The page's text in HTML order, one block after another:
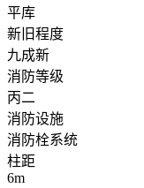
平库
新旧程度
九成新
消防等级
丙二
消防设施
消防栓系统
柱距
6m